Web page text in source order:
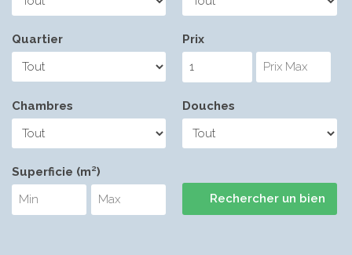
Quartier Prix
Chambres Douches
Superficie (m²)